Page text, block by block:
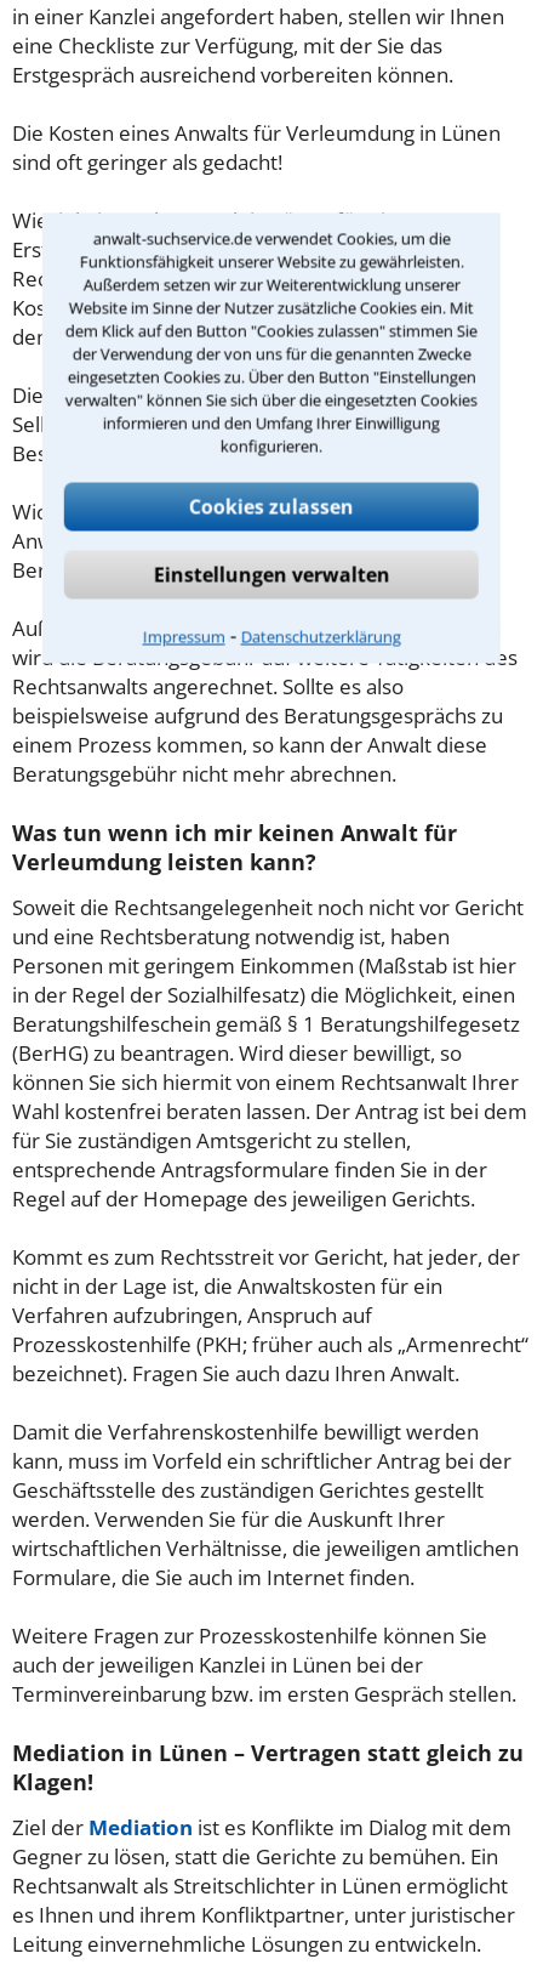
anwalt-suchservice.de verwendet Cookies, um die
Funktionsfähigkeit unserer Website zu gewährleisten.
Außerdem setzen wir zur Weiterentwicklung unserer
Website im Sinne der Nutzer zusätzliche Cookies ein. Mit
dem Klick auf den Button "Cookies zulassen" stimmen Sie
der Verwendung der von uns für die genannten Zwecke
eingesetzten Cookies zu. Über den Button "Einstellungen
verwalten" können Sie sich über die eingesetzten Cookies
informieren und den Umfang Ihrer Einwilligung
konfigurieren.
Cookies zulassen
Einstellungen verwalten
Impressum ⁃ Datenschutzerklärung
in einer Kanzlei angefordert haben, stellen wir Ihnen
eine Checkliste zur Verfügung, mit der Sie das
Erstgespräch ausreichend vorbereiten können.
Die Kosten eines Anwalts für Verleumdung in Lünen
sind oft geringer als gedacht!
Wieviel ein Rechtsanwalt in Lünen für eine
Erstberatung verlangen darf, ist in §34 des
Rechtsanwaltsvergütungsgesetz (RVG) geregelt. Die
Kosten für das erste Beratungsgespräch betragen
demnach maximal 190,00 € zzgl. MwSt.
Diese Regelung gilt jedoch nur für Verbraucher. Für
Selbstständige oder Freiberufler gilt diese
Beschränkung nicht.
Wichtig daher: Klären Sie die Kostenfrage mit Ihrem
Anwalt aus Lünen schon zu Beginn der ersten
Beratung.
Außerdem gut zu wissen: Gemäß § 34 Absatz 2 RVG
wird die Beratungsgebühr auf weitere Tätigkeiten des
Rechtsanwalts angerechnet. Sollte es also
beispielsweise aufgrund des Beratungsgesprächs zu
einem Prozess kommen, so kann der Anwalt diese
Beratungsgebühr nicht mehr abrechnen.
Was tun wenn ich mir keinen Anwalt für
Verleumdung leisten kann?
Soweit die Rechtsangelegenheit noch nicht vor Gericht
und eine Rechtsberatung notwendig ist, haben
Personen mit geringem Einkommen (Maßstab ist hier
in der Regel der Sozialhilfesatz) die Möglichkeit, einen
Beratungshilfeschein gemäß § 1 Beratungshilfegesetz
(BerHG) zu beantragen. Wird dieser bewilligt, so
können Sie sich hiermit von einem Rechtsanwalt Ihrer
Wahl kostenfrei beraten lassen. Der Antrag ist bei dem
für Sie zuständigen Amtsgericht zu stellen,
entsprechende Antragsformulare finden Sie in der
Regel auf der Homepage des jeweiligen Gerichts.
Kommt es zum Rechtsstreit vor Gericht, hat jeder, der
nicht in der Lage ist, die Anwaltskosten für ein
Verfahren aufzubringen, Anspruch auf
Prozesskostenhilfe (PKH; früher auch als „Armenrecht“
bezeichnet). Fragen Sie auch dazu Ihren Anwalt.
Damit die Verfahrenskostenhilfe bewilligt werden
kann, muss im Vorfeld ein schriftlicher Antrag bei der
Geschäftsstelle des zuständigen Gerichtes gestellt
werden. Verwenden Sie für die Auskunft Ihrer
wirtschaftlichen Verhältnisse, die jeweiligen amtlichen
Formulare, die Sie auch im Internet finden.
Weitere Fragen zur Prozesskostenhilfe können Sie
auch der jeweiligen Kanzlei in Lünen bei der
Terminvereinbarung bzw. im ersten Gespräch stellen.
Mediation in Lünen – Vertragen statt gleich zu
Klagen!
Ziel der Mediation ist es Konflikte im Dialog mit dem
Gegner zu lösen, statt die Gerichte zu bemühen. Ein
Rechtsanwalt als Streitschlichter in Lünen ermöglicht
es Ihnen und ihrem Konfliktpartner, unter juristischer
Leitung einvernehmliche Lösungen zu entwickeln.